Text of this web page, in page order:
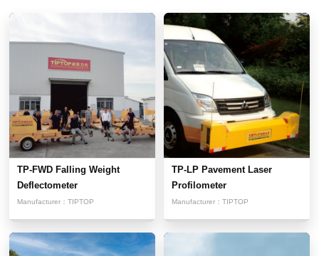
TP-FWD Falling Weight
Deflectometer
Manufacturer： TIPTOP
TP-LP Pavement Laser
Profilometer
Manufacturer： TIPTOP